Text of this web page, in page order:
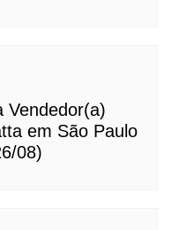
Vendedor(a)
em São Paulo
08)